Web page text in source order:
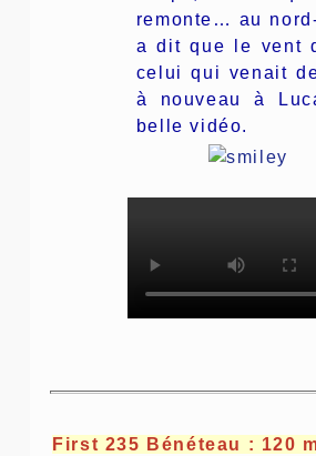
remonte… au
a dit que le vent
celui qui venait
à nouveau à
belle vidéo.
First 235 Bénéteau : 120